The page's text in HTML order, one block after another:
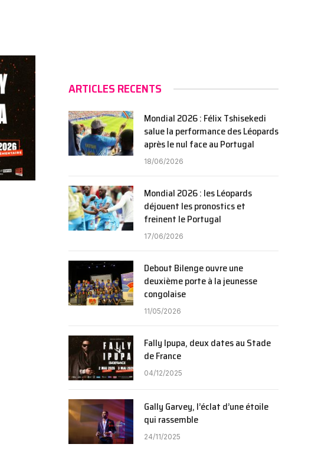
ARTICLES RECENTS
Mondial 2026 : Félix Tshisekedi
salue la performance des Léopards
après le nul face au Portugal
18/06/2026
Mondial 2026 : les Léopards
déjouent les pronostics et
freinent le Portugal
17/06/2026
Debout Bilenge ouvre une
deuxième porte à la jeunesse
congolaise
11/05/2026
Fally Ipupa, deux dates au Stade
de France
04/12/2025
Gally Garvey, l’éclat d’une étoile
qui rassemble
24/11/2025